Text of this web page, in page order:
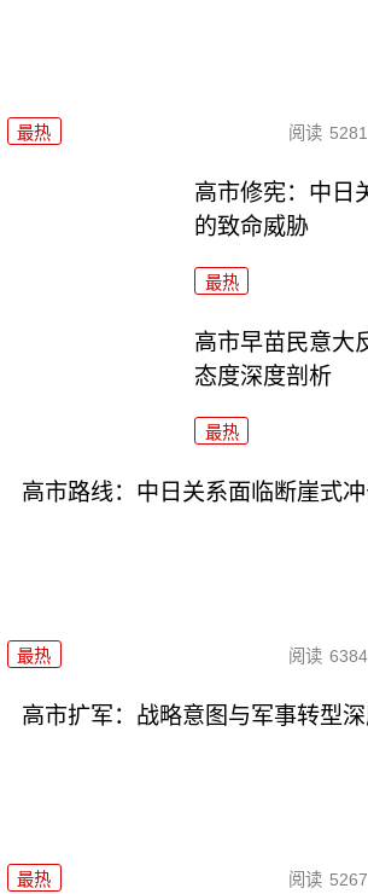
最热 阅读 5281
高市修宪：中日
的致命威胁
最热
高市早苗民意大
态度深度剖析
最热
高市路线：中日关系面临断崖式
最热 阅读 6384
高市扩军：战略意图与军事转型
最热 阅读 5267